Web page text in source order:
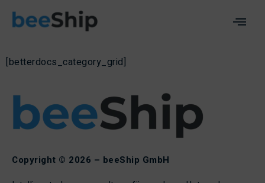
[betterdocs_category_grid]
Copyright © 2026 – beeShip GmbH